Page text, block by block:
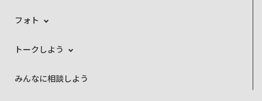
フォト
トークしよう
みんなに相談しよう